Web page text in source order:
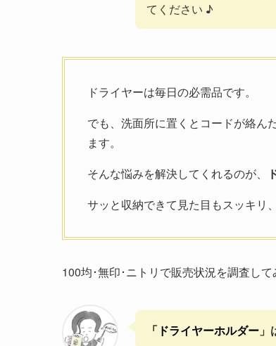
てください ♪
ドライヤーは毎日の必需品です。
でも、洗面所に置くとコードが絡ん
ます。
そんな悩みを解決してくれるのが、
サッと収納できて見た目もスッキリ
100均･無印･ニトリで販売状況を調査して
「ドライヤーホルダー